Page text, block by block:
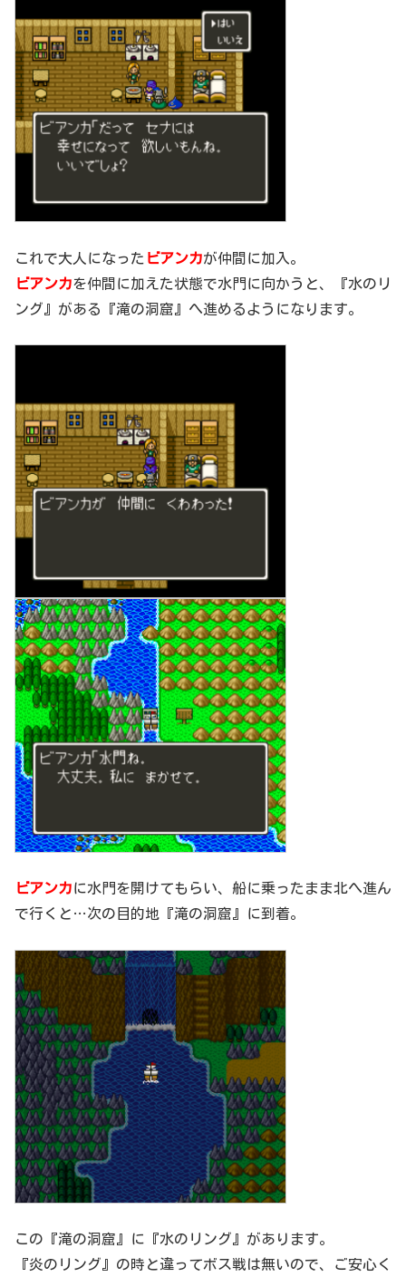
これで大人になった ビアンカが仲間に加入。
ビアンカを仲間に加えた状態で水門に向かうと、『水のリ
ング』がある『滝の洞窟』へ進めるようになります。
ビアンカに水門を開けてもらい、船に乗ったまま北へ進ん
で行くと…次の目的地『滝の洞窟』に到着。
この『滝の洞窟』に『水のリング』があります。
『炎のリング』の時と違ってボス戦は無いので、ご安心く